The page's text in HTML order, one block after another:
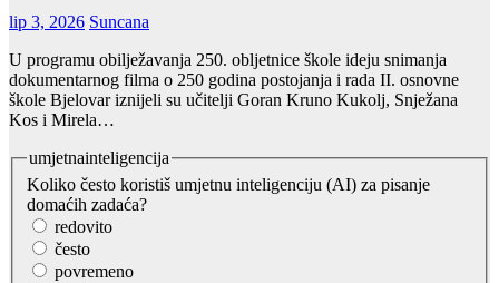
lip 3, 2026 Suncana
U programu obilježavanja 250. obljetnice škole ideju snimanja
dokumentarnog filma o 250 godina postojanja i rada II. osnovne
škole Bjelovar iznijeli su učitelji Goran Kruno Kukolj, Snježana
Kos i Mirela…
umjetnainteligencija
Koliko često koristiš umjetnu inteligenciju (AI) za pisanje
domaćih zadaća?
redovito
često
povremeno